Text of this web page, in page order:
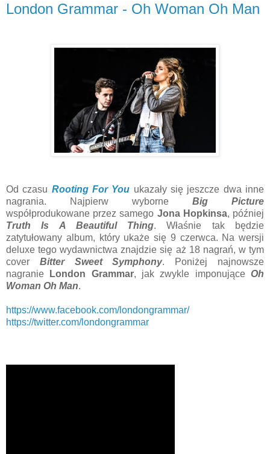
London Grammar - Oh Woman Oh Man
Od czasu Rooting For You ukazały się jeszcze dwa inne
nagrania. Najpierw wyborne Big Picture
współprodukowane przez samego Jona Hopkinsa, później
Truth Is A Beautiful Thing. Właśnie tak będzie
zatytułowany album, który ukaże się 9 czerwca. Na wersji
deluxe tego wydawnictwa znajdzie się aż 18 nagrań, w tym
cover Bitter Sweet Symphony. Poniżej najnowsze
nagranie
London Grammar, jak zwykle imponująceOh
Woman Oh Man.
https://www.facebook.com/londongrammar/
https://twitter.com/londongrammar